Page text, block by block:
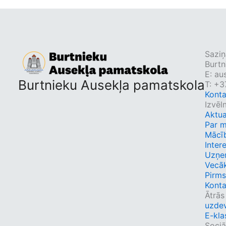
Burtnieku Ausekļa pamatskola
E:
T:
Par
Ātrās
E-